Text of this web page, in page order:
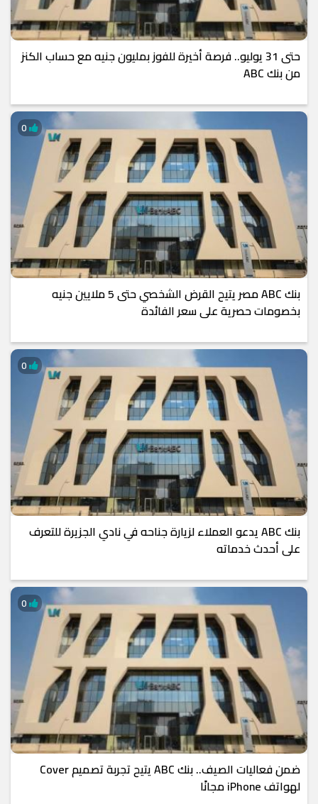
حتى 31 يوليو.. فرصة أخيرة للفوز بمليون جنيه مع حساب الكنز
من بنك ABC
بنك ABC مصر يتيح القرض الشخصي حتى 5 ملايين جنيه
بخصومات حصرية على سعر الفائدة
بنك ABC يدعو العملاء لزيارة جناحه في نادي الجزيرة للتعرف
على أحدث خدماته
ضمن فعاليات الصيف.. بنك ABC يتيح تجربة تصميم Cover
لهواتف iPhone مجانًا